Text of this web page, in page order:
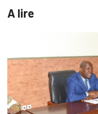
A lire